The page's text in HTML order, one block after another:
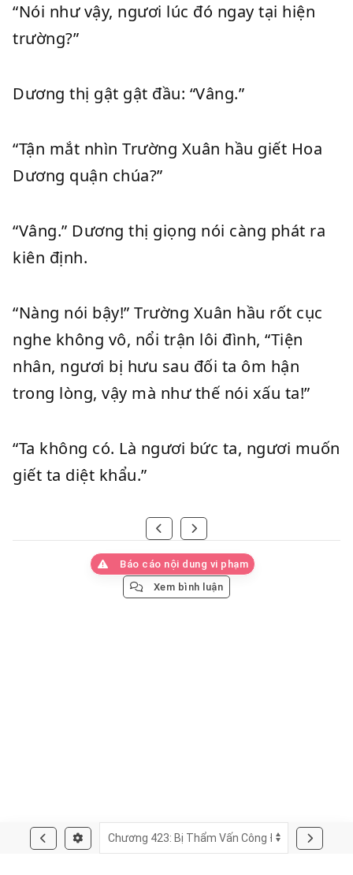
“Nói như vậy, ngươi lúc đó ngay tại hiện
trường?”
Dương thị gật gật đầu: “Vâng.”
“Tận mắt nhìn Trường Xuân hầu giết Hoa
Dương quận chúa?”
“Vâng.” Dương thị giọng nói càng phát ra
kiên định.
“Nàng nói bậy!” Trường Xuân hầu rốt cục
nghe không vô, nổi trận lôi đình, “Tiện
nhân, ngươi bị hưu sau đối ta ôm hận
trong lòng, vậy mà như thế nói xấu ta!”
“Ta không có. Là ngươi bức ta, ngươi muốn
giết ta diệt khẩu.”
Báo cáo nội dung vi phạm
Xem bình luận